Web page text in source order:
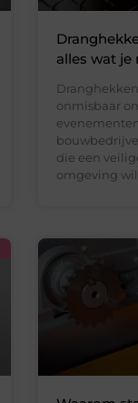
alles wat
onmisbaar
die een
omgeving